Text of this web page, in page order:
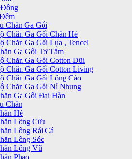
Đông
Chăn Ga Gối
Chăn Ga Gối Chăn Hè
Chăn Ga Gối Lụa , Tencel
Ga Gối Tơ Tằm
Chăn Ga Gối Cotton Đũi
Chăn Ga Gối Cotton Living
Chăn Ga Gối Lông Cáo
Chăn Ga Gối Nỉ Nhung
Ga Gối Đại Hàn
Chăn
Hè
Lông Cừu
Lông Rái Cá
Lông Sóc
Lông Vũ
Phao